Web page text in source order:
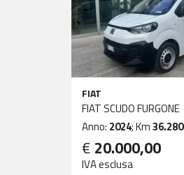
FIAT
FIAT SCUDO FURGONE
Anno: 2024; Km36.280
€ 20.000,00
IVA esclusa